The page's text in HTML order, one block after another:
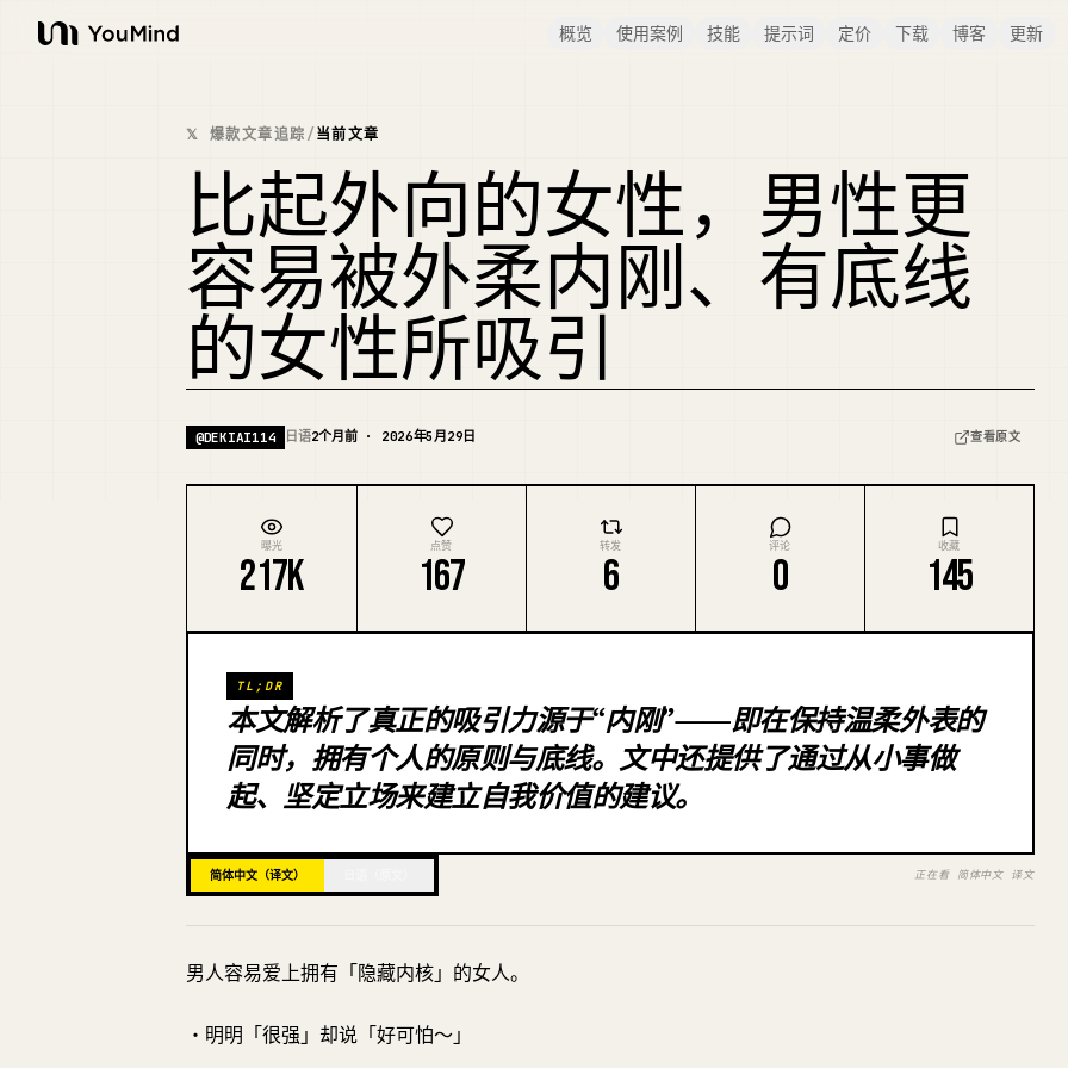
YouMind
概览 使用案例 技能 提示词 定价 下载 博客 更新
𝕏 爆款文章追踪/当前文章
比起外向的女性，男性更
容易被外柔内刚、有底线
的女性所吸引
@DEKIAI114 日语2个月前 · 2026年5月29日 查看原文
曝光
217K
点赞
167
转发
6
评论
0
收藏
145
TL;DR
本文解析了真正的吸引力源于“内刚”——即在保持温柔外表的
同时，拥有个人的原则与底线。文中还提供了通过从小事做
起、坚定立场来建立自我价值的建议。
简体中文（译文） 正在看 简体中文 译文
男人容易爱上拥有「隐藏内核」的女人。
・明明「很强」却说「好可怕～」